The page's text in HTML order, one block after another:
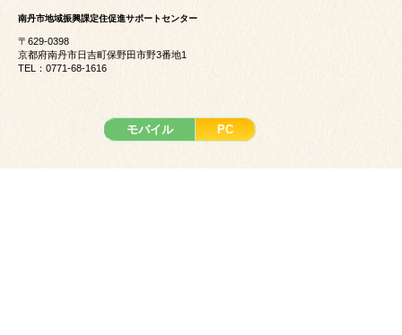
南丹市地域振興課定住促進サポートセンター
〒629-0398
京都府南丹市日吉町保野田市野3番地1
TEL：0771-68-1616
モバイル PC